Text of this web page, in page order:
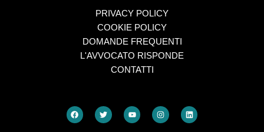
PRIVACY POLICY
COOKIE POLICY
DOMANDE FREQUENTI
L'AVVOCATO RISPONDE
CONTATTI